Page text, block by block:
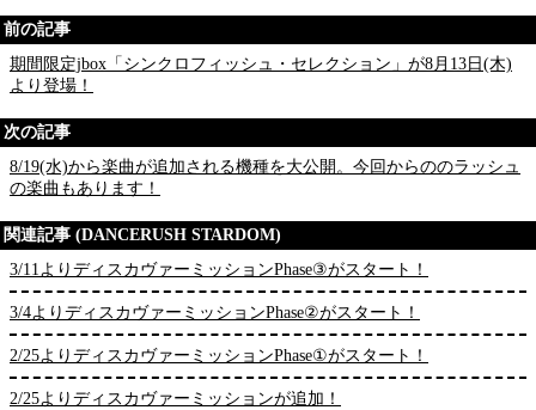
前の記事
期間限定jbox「シンクロフィッシュ・セレクション」が8月13日(木)
より登場！
次の記事
8/19(水)から楽曲が追加される機種を大公開。今回からののラッシュ
の楽曲もあります！
関連記事 (DANCERUSH STARDOM)
3/11よりディスカヴァーミッションPhase③がスタート！
3/4よりディスカヴァーミッションPhase②がスタート！
2/25よりディスカヴァーミッションPhase①がスタート！
2/25よりディスカヴァーミッションが追加！